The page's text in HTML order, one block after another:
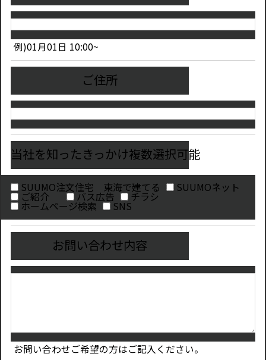
例)01月01日 10:00~
ご住所
当社を知ったきっかけ複数選択可能
SUUMO注文住宅 東海で建てる SUUMOネット
ご紹介 バス広告 チラシ
ホームページ検索 SNS
お問い合わせ内容
お問い合わせご希望の方はご記入ください。